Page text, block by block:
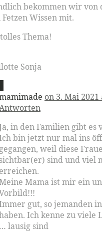
bekommen wir von
Fetzen Wissen mit.
Thema!
Sonja
on 3. Mai 2021
in den Familien gibt es
bin jetzt nur mal ins
gegangen, weil diese
sichtbar(er) sind und viel
erreichen.
Mama ist mir ein
gut, so jemanden
Ich kenne zu viele
… lausig sind